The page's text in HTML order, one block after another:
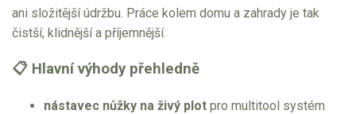
ani složitější údržbu. Práce kolem domu a zahrady je tak
čistší, klidnější a příjemnější.
📋 Hlavní výhody přehledně
nástavec nůžky na živý plot pro multitool systém